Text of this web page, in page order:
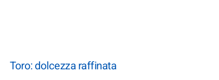
Toro: dolcezza raffinata